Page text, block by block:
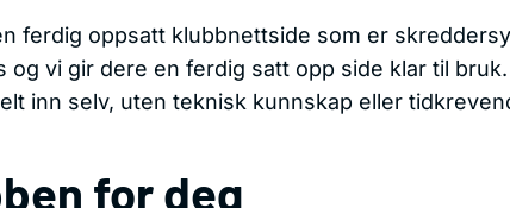
ferdig oppsatt klubbnettside som er
og vi gir dere en ferdig satt opp side klar til
inn selv, uten teknisk kunnskap eller
for deg